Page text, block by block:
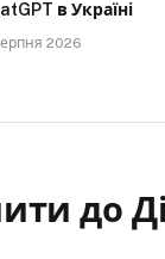
в Україні
2026
до